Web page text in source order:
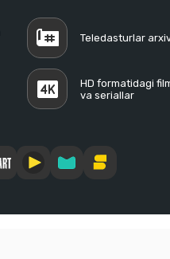
Teledasturlar
HD formatidagi
va seriallar